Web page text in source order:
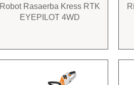
Robot Rasaerba Kress RTK
EYEPILOT 4WD